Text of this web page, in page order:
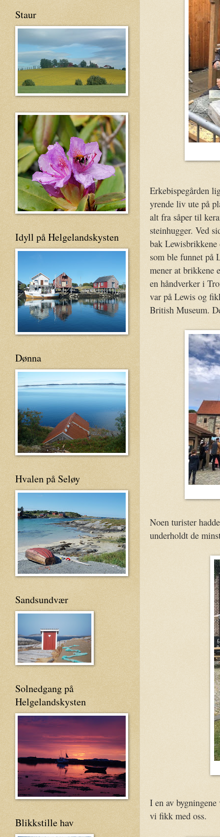
Erkebispegården
yrende liv ute på
alt fra såper til
steinhugger. Ved
bak
som ble funnet på
mener at brikkene
en håndverker i
var på Lewis og
British Museum.
Noen turister
underholdt de
I en av
vi fikk med oss.
Staur
Idyll på Helgelandskysten
Dønna
Hvalen på Seløy
Sandsundvær
Solnedgang på
Helgelandskysten
Blikkstille hav